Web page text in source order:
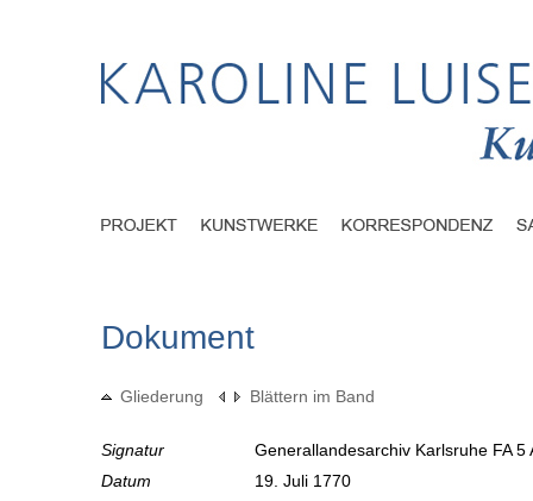
Dokument
Gliederung Blättern im Band
Signatur
Generallandesarchiv Karlsruhe FA
Datum
19. Juli 1770